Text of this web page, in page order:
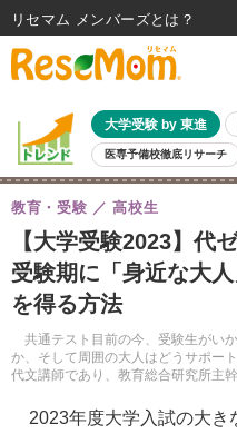
大学受験 by 東進
医専予備校徹底リサーチ
親子で考える大学選び 高校受験
共通テスト 夏休み
8月開催イベント・WS 全国公立高
自由研究教材（小学生向け） 自由研
【大学受験2023】代
受験期に「身近な大
を得る方法
共通テスト目前の今、受験生がい
か、そして周囲の大人はどうサポー
代文講師であり、教育総合研究所主
教育・受験 高校生
2023年度大学入試の大き
リセマム メンバーズ